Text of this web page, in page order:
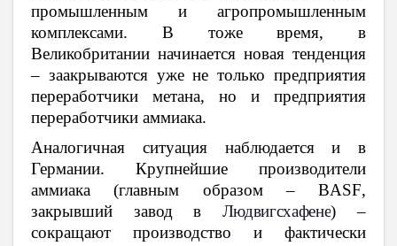
промышленным и агропромышленным
комплексами. В тоже время, в
Великобритании начинается новая тенденция
– заакрываются уже не только предприятия
переработчики метана, но и предприятия
переработчики аммиака.
Аналогичная ситуация наблюдается и в
Германии. Крупнейшие производители
аммиака (главным образом – BASF,
закрывший завод в Людвигсхафене) –
сокращают производство и фактически